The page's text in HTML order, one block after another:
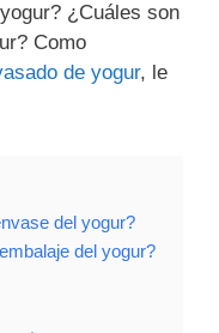
¿Cuáles son
Como
de yogur, le
del yogur?
del yogur?